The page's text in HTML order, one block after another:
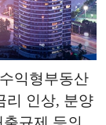
익형부동산
리 인상, 분양